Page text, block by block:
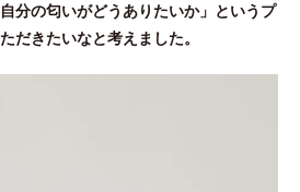
自分の匂いがどうありたいか」というプ
だきたいなと考えました。